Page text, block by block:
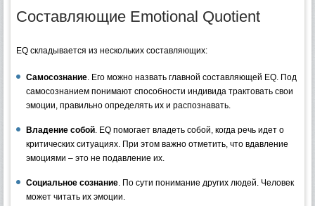
Составляющие Emotional Quotient
EQ складывается из нескольких составляющих:
Самосознание. Его можно назвать главной составляющей EQ. Под
самосознанием понимают способности индивида трактовать свои
эмоции, правильно определять их и распознавать.
Владение собой. EQ помогает владеть собой, когда речь идет о
критических ситуациях. При этом важно отметить, что вдавление
эмоциями – это не подавление их.
Социальное сознание. По сути понимание других людей. Человек
может читать их эмоции.